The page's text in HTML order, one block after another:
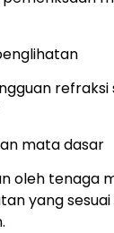
refraksi
mata dasar
oleh tenaga
yang